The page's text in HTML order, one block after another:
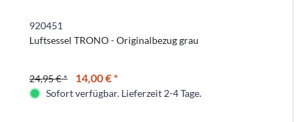
920451
Luftsessel TRONO - Originalbezug grau
24,95 € * 14,00 € *
Sofort verfügbar. Lieferzeit 2-4 Tage.